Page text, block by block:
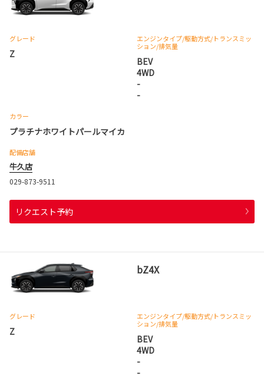
グレード
Z
エンジンタイプ/駆動方式/トランスミッ
ション/排気量
BEV
4WD
-
-
カラー
プラチナホワイトパールマイカ
配備店舗
牛久店
029-873-9511
リクエスト予約
bZ4X
グレード
Z
エンジンタイプ/駆動方式/トランスミッ
ション/排気量
BEV
4WD
-
-